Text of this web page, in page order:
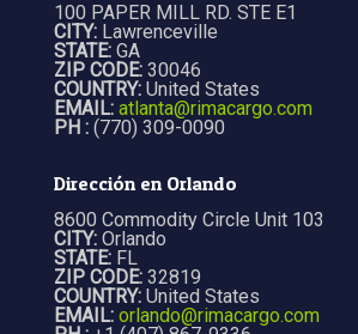
100 PAPER MILL RD. STE E1
CITY: Lawrenceville
STATE: GA
ZIP CODE: 30046
COUNTRY: United States
EMAIL: atlanta@rimacargo.com
PH : (770) 309-0090
Dirección en Orlando
8600 Commodity Circle Unit 103
CITY: Orlando
STATE: FL
ZIP CODE: 32819
COUNTRY: United States
EMAIL: orlando@rimacargo.com